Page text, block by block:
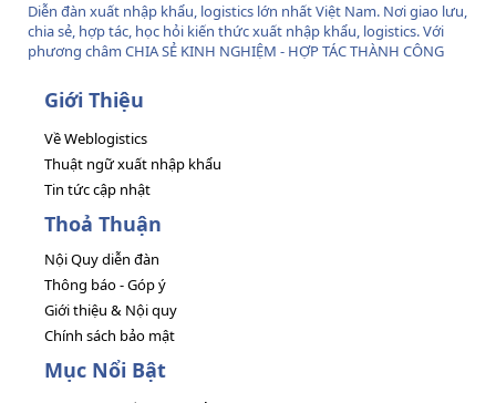
Diễn đàn xuất nhập khẩu, logistics lớn nhất Việt Nam. Nơi giao lưu,
chia sẻ, hợp tác, học hỏi kiến thức xuất nhập khẩu, logistics. Với
phương châm CHIA SẺ KINH NGHIỆM - HỢP TÁC THÀNH CÔNG
Giới Thiệu
Về Weblogistics
Thuật ngữ xuất nhập khẩu
Tin tức cập nhật
Thoả Thuận
Nội Quy diễn đàn
Thông báo - Góp ý
Giới thiệu & Nội quy
Chính sách bảo mật
Mục Nổi Bật